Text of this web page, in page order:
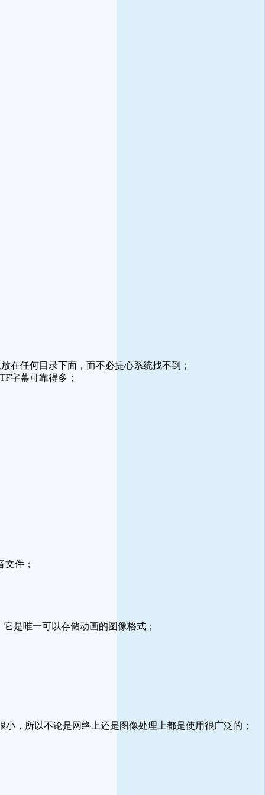
在任何目录下面，而不必提心系统找不到；
字幕可靠得多；
件；
是唯一可以存储动画的图像格式；
，所以不论是网络上还是图像处理上都是使用很广泛的；